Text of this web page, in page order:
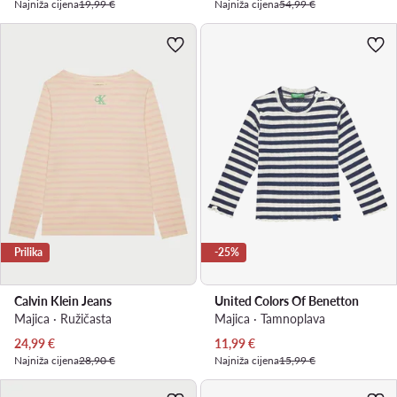
Najniža cijena19,99 € Najniža cijena54,99 €
Prilika
Calvin Klein Jeans
Majica · Ružičasta
Trenutna cijena
24,99€
Najniža cijena28,90 €
-25%
United Colors Of Benetton
Majica · Tamnoplava
Trenutna cijena
11,99€
Najniža cijena15,99 €